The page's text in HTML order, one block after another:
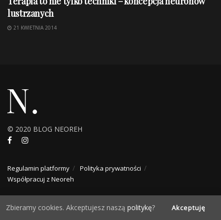
lustrzanych
21 KWIETNIA 2014
© 2020 BLOG NEOREH
Regulamin platformy
Polityka prywatności
Współpracuj z Neoreh
Zbieramy cookies. Akceptujesz naszą politykę? Akceptuję